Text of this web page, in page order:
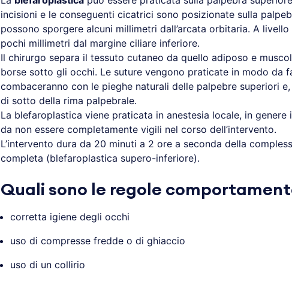
incisioni e le conseguenti cicatrici sono posizionate sulla
possono sporgere alcuni millimetri dall’arcata orbitaria. A
pochi millimetri dal margine ciliare inferiore.
Il chirurgo separa il tessuto cutaneo da quello adiposo e
borse sotto gli occhi. Le suture vengono praticate in modo da
combaceranno con le pieghe naturali delle palpebre superiori
di sotto della rima palpebrale.
La blefaroplastica viene praticata in anestesia locale, in
da non essere completamente vigili nel corso dell’intervento.
L’intervento dura da 20 minuti a 2 ore a seconda della
completa (blefaroplastica supero-inferiore).
Quali sono le regole
corretta igiene degli occhi
uso di compresse fredde o di ghiaccio
uso di un collirio